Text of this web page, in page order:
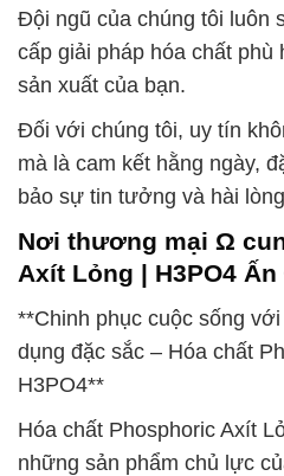
Đội ngũ của chúng tôi luôn
cấp giải pháp hóa chất phù
sản xuất của bạn.
Đối với chúng tôi, uy tín
mà là cam kết hằng ngày,
bảo sự tin tưởng và hài
Nơi thương mại Ω
Axít Lỏng | H3PO4
**Chinh phục cuộc sống
dụng đặc sắc – Hóa chất
H3PO4**
Hóa chất Phosphoric Axít
những sản phẩm chủ lực